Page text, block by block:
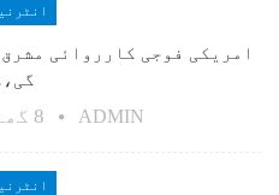
امریکی فوجی کارروائی
ADMIN 8 گھنٹے ago